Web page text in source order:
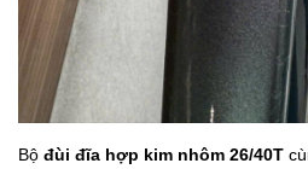
Bộ đùi đĩa hợp kim nhôm 26/40T